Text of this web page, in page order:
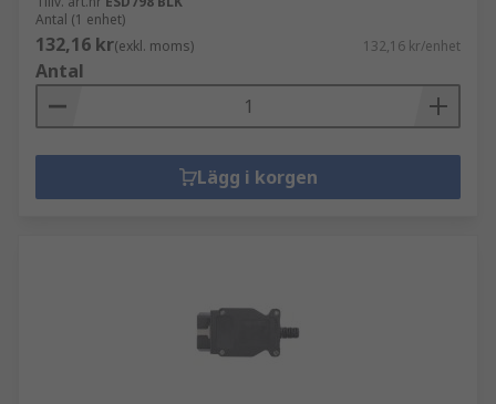
Antal (1 enhet)
132,16 kr(exkl. moms) 132,16 kr/enhet
Antal
Lägg i korgen